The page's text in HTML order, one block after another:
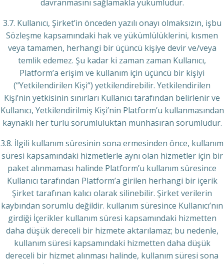
davranmasını sağlamakla yükümlüdür.
3.7. Kullanıcı, Şirket’in önceden yazılı onayı olmaksızın, işbu
Sözleşme kapsamındaki hak ve yükümlülüklerini, kısmen
veya tamamen, herhangi bir üçüncü kişiye devir ve/veya
temlik edemez. Şu kadar ki zaman zaman Kullanıcı,
Platform’a erişim ve kullanım için üçüncü bir kişiyi
(“Yetkilendirilen Kişi“) yetkilendirebilir. Yetkilendirilen
Kişi’nin yetkisinin sınırları Kullanıcı tarafından belirlenir ve
Kullanıcı, Yetkilendirilmiş Kişi’nin Platform’u kullanmasından
kaynaklı her türlü sorumluluktan münhasıran sorumludur.
3.8. İlgili kullanım süresinin sona ermesinden önce, kullanım
süresi kapsamındaki hizmetlerle aynı olan hizmetler için bir
paket alınmaması halinde Platform’u kullanım süresince
Kullanıcı tarafından Platform’a girilen herhangi bir içerik
Şirket tarafınan kalıcı olarak silinebilir. Şirket verilerin
kaybından sorumlu değildir. kullanım süresince Kullanıcı’nın
girdiği İçerikler kullanım süresi kapsamındaki hizmetten
daha düşük dereceli bir hizmete aktarılamaz; bu nedenle,
kullanım süresi kapsamındaki hizmetten daha düşük
dereceli bir hizmet alınması halinde, kullanım süresi sona